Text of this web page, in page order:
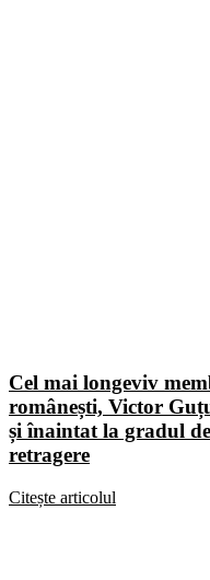
Cel mai longeviv
românești, Victor
și înaintat la gradul
retragere
Citește articolul